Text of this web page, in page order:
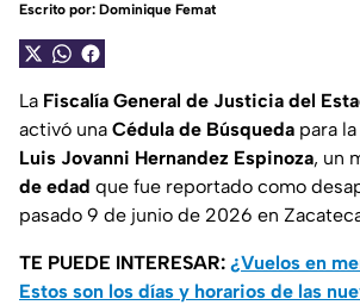
Escrito por: Dominique Femat
La Fiscalía General de Justicia del
activó una Cédula de Búsqueda para
Luis Jovanni Hernandez Espinoza, un
de edad que fue reportado como
pasado 9 de junio de 2026 en
TE PUEDE INTERESAR: ¿Vuelos en
Estos son los días y horarios de las